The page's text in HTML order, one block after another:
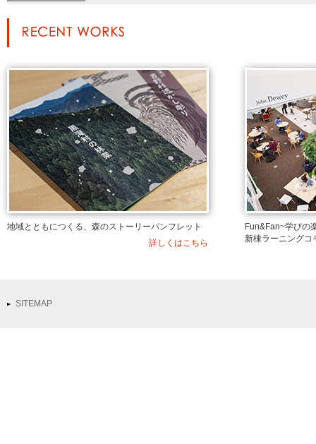
例
地域とともにつくる、森のストーリーパンフレット
詳しくはこちら
Fun&Fan~学びの
新棟ラーニングコ
SITEMAP